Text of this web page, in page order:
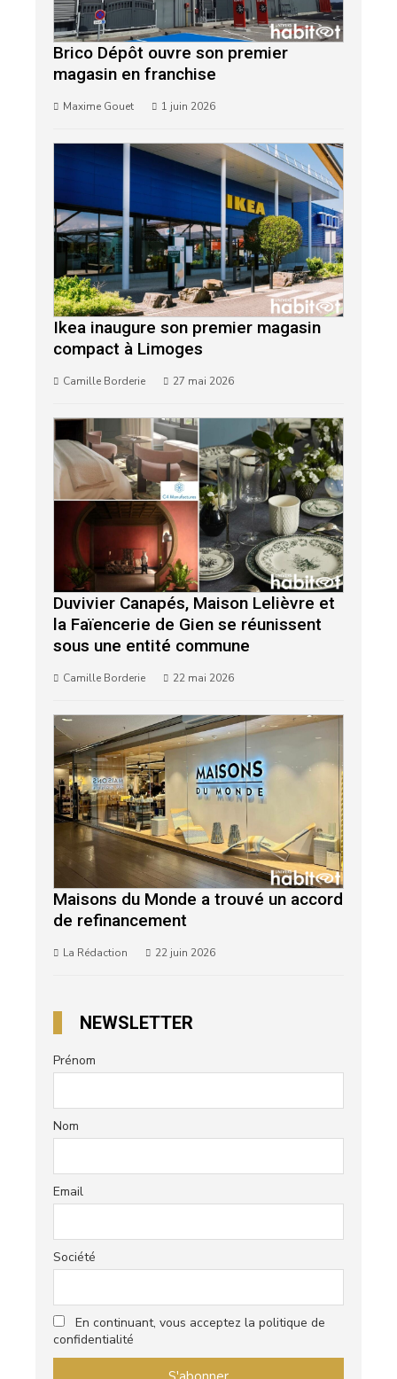
Brico Dépôt ouvre son premier
magasin en franchise
Maxime Gouet 1 juin 2026
Ikea inaugure son premier magasin
compact à Limoges
Camille Borderie 27 mai 2026
Duvivier Canapés, Maison Lelièvre et
la Faïencerie de Gien se réunissent
sous une entité commune
Camille Borderie 22 mai 2026
Maisons du Monde a trouvé un accord
de refinancement
La Rédaction 22 juin 2026
NEWSLETTER
Prénom
Nom
Email
Société
En continuant, vous acceptez la politique de
confidentialité